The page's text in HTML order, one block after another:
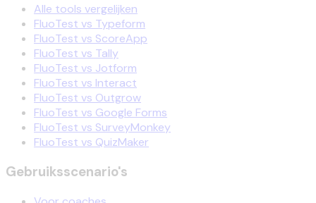
Alle tools vergelijken
FluoTest vs Typeform
FluoTest vs ScoreApp
FluoTest vs Tally
FluoTest vs Jotform
FluoTest vs Interact
FluoTest vs Outgrow
FluoTest vs Google Forms
FluoTest vs SurveyMonkey
FluoTest vs QuizMaker
Gebruiksscenario's